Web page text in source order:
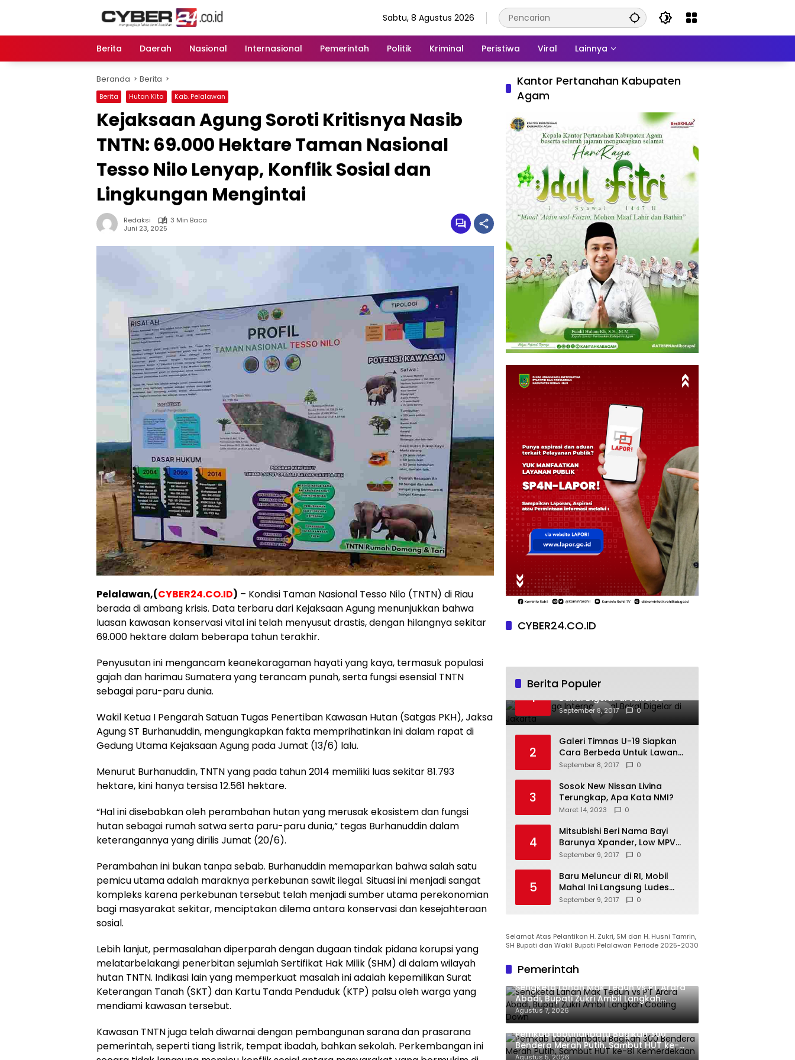
Sabtu, 8 Agustus 2026
Berita Daerah Nasional Internasional Pemerintah Politik Kriminal Peristiwa Viral Lainnya
Beranda Berita
Berita Hutan Kita Kab. Pelalawan
Kejaksaan Agung Soroti Kritisnya Nasib
TNTN: 69.000 Hektare Taman Nasional
Tesso Nilo Lenyap, Konflik Sosial dan
Lingkungan Mengintai
Redaksi
3 Min Baca
Juni 23, 2025
Pelalawan,(CYBER24.CO.ID) – Kondisi Taman Nasional Tesso Nilo (TNTN) di Riau
berada di ambang krisis. Data terbaru dari Kejaksaan Agung menunjukkan bahwa
luasan kawasan konservasi vital ini telah menyusut drastis, dengan hilangnya sekitar
69.000 hektare dalam beberapa tahun terakhir.
Penyusutan ini mengancam keanekaragaman hayati yang kaya, termasuk populasi
gajah dan harimau Sumatera yang terancam punah, serta fungsi esensial TNTN
sebagai paru-paru dunia.
Wakil Ketua I Pengarah Satuan Tugas Penertiban Kawasan Hutan (Satgas PKH), Jaksa
Agung ST Burhanuddin, mengungkapkan fakta memprihatinkan ini dalam rapat di
Gedung Utama Kejaksaan Agung pada Jumat (13/6) lalu.
Menurut Burhanuddin, TNTN yang pada tahun 2014 memiliki luas sekitar 81.793
hektare, kini hanya tersisa 12.561 hektare.
“Hal ini disebabkan oleh perambahan hutan yang merusak ekosistem dan fungsi
hutan sebagai rumah satwa serta paru-paru dunia,” tegas Burhanuddin dalam
keterangannya yang dirilis Jumat (20/6).
Perambahan ini bukan tanpa sebab. Burhanuddin memaparkan bahwa salah satu
pemicu utama adalah maraknya perkebunan sawit ilegal. Situasi ini menjadi sangat
kompleks karena perkebunan tersebut telah menjadi sumber utama perekonomian
bagi masyarakat sekitar, menciptakan dilema antara konservasi dan kesejahteraan
sosial.
Lebih lanjut, permasalahan diperparah dengan dugaan tindak pidana korupsi yang
melatarbelakangi penerbitan sejumlah Sertifikat Hak Milik (SHM) di dalam wilayah
hutan TNTN. Indikasi lain yang memperkuat masalah ini adalah kepemilikan Surat
Keterangan Tanah (SKT) dan Kartu Tanda Penduduk (KTP) palsu oleh warga yang
mendiami kawasan tersebut.
Kawasan TNTN juga telah diwarnai dengan pembangunan sarana dan prasarana
pemerintah, seperti tiang listrik, tempat ibadah, bahkan sekolah. Perkembangan ini
Kantor Pertanahan Kabupaten
Agam
CYBER24.CO.ID
Berita Populer
1
Pesta Yoga Internasional
Bakal Digelar di Jakarta
September 8, 2017 0
2
Galeri Timnas U-19 Siapkan
Cara Berbeda Untuk Lawan
Vietnam
September 8, 2017 0
3
Sosok New Nissan Livina
Terungkap, Apa Kata NMI?
Maret 14, 2023 0
4
Mitsubishi Beri Nama Bayi
Barunya Xpander, Low MPV
Pesaing Avanza cs
September 9, 2017 0
5
Baru Meluncur di RI, Mobil
Mahal Ini Langsung Ludes
Terjual
September 9, 2017 0
Selamat Atas Pelantikan H. Zukri, SM dan H. Husni Tamrin,
SH Bupati dan Wakil Bupati Pelalawan Periode 2025-2030
Pemerintah
Sengketa Lahan Mak Teduh vs PT Arara
Abadi, Bupati Zukri Ambil Langkah
Cooling Down
Agustus 7, 2026
Pemkab Labuhanbatu Bagikan 300
Bendera Merah Putih, Sambut HUT ke-81
Kemerdekaan RI
Agustus 5, 2026